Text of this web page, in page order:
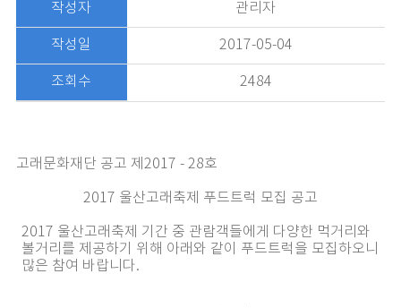
작성자 관리자
작성일 2017-05-04
조회수 2484
고래문화재단 공고 제2017 - 28호
2017 울산고래축제 푸드트럭 모집 공고
2017 울산고래축제 기간 중 관람객들에게 다양한 먹거리와
볼거리를 제공하기 위해 아래와 같이 푸드트럭을 모집하오니
많은 참여 바랍니다.